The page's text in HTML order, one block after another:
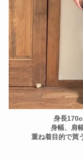
身長
身幅、肩
重ね着目的で買